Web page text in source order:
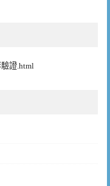
證.html